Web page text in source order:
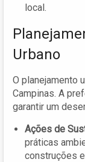
local.
Urbano
O planejamento
Campinas. A
garantir um
Ações de
práticas
construções